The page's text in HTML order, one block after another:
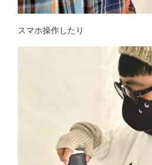
スマホ操作したり